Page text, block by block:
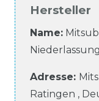
Hersteller
Name:
Adresse:
Ratingen ,